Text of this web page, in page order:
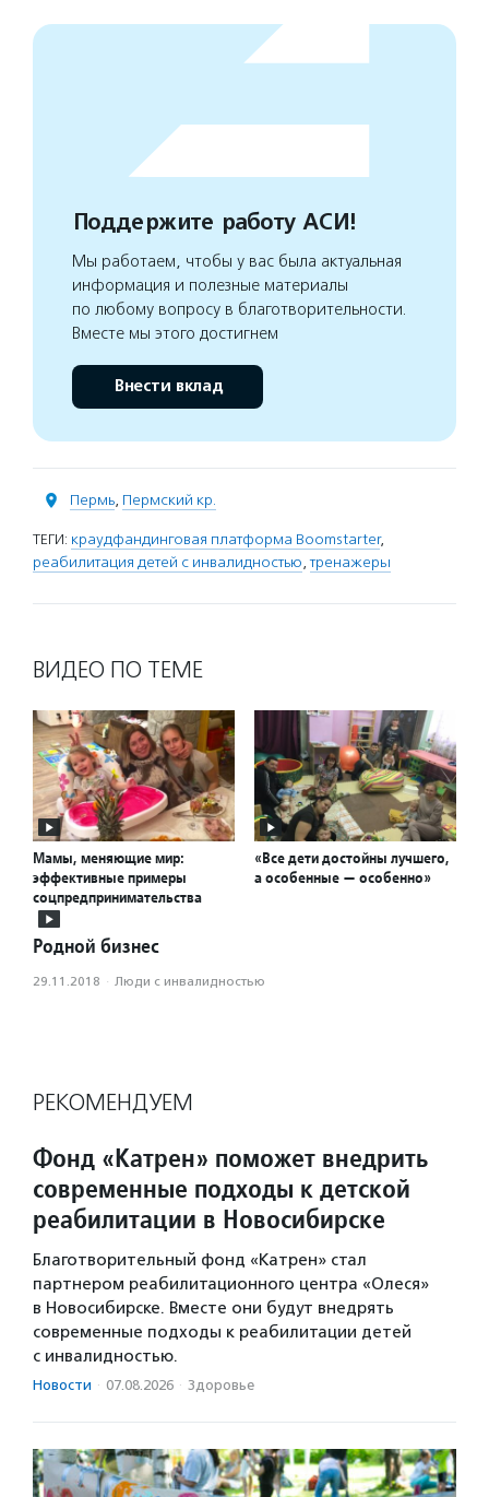
Поддержите работу АСИ!
Мы работаем, чтобы у вас была актуальная
информация и полезные материалы
по любому вопросу в благотворительности.
Вместе мы этого достигнем
Внести вклад
Пермь, Пермский кр.
ТЕГИ: краудфандинговая платформа Boomstarter,
реабилитация детей с инвалидностью,тренажеры
ВИДЕО ПО ТЕМЕ
Мамы, меняющие мир:
эффективные примеры
соцпредпринимательства
«Все дети достойны лучшего,
а особенные — особенно»
Родной бизнес
29.11.2018 · Люди с инвалидностью
РЕКОМЕНДУЕМ
Фонд «Катрен» поможет внедрить
современные подходы к детской
реабилитации в Новосибирске
Благотворительный фонд «Катрен» стал
партнером реабилитационного центра «Олеся»
в Новосибирске. Вместе они будут внедрять
современные подходы к реабилитации детей
с инвалидностью.
Новости · 07.08.2026 · Здоровье